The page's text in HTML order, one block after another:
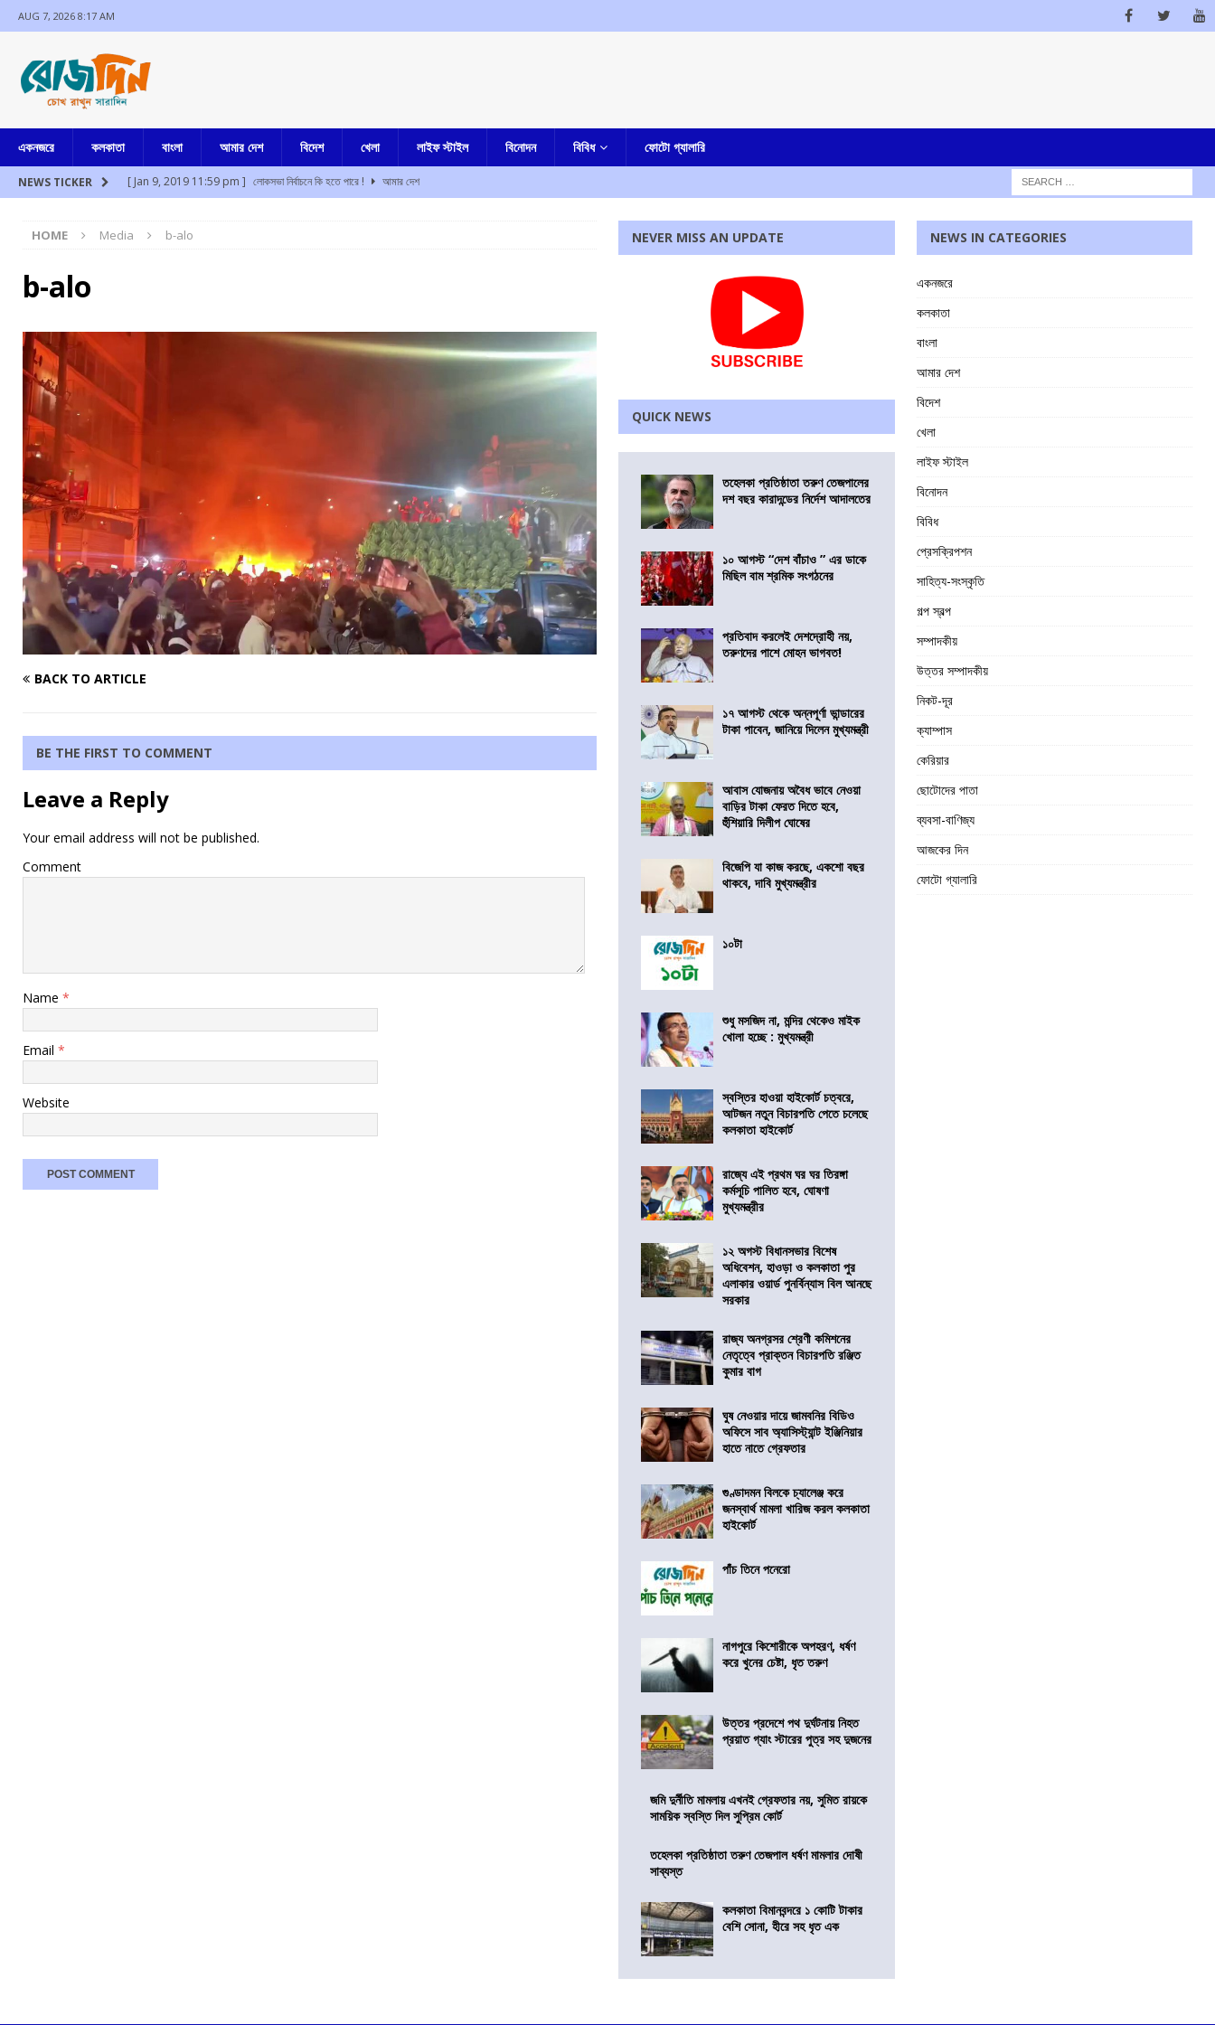
AUG 7, 2026 8:17 AM
একনজরে কলকাতা বাংলা আমার দেশ বিদেশ খেলা লাইফ স্টাইল বিনোদন বিবিধ ফোটো গ্যালারি
NEWS TICKER [ Jan 9, 2019 11:59 pm ] লোকসভা নির্বাচনে কি হতে পারে !
আমার দেশ
[ Aug 7, 2026 2:17 am ]
[ Aug 7, 2026 12:16 am ] আবাস যোজনায় অবৈধ ভাবে নেওয়া বাড়ির টাকা ফেরত দিতে হবে, হুঁশিয়ারি দিলীপ ঘোষের
আমার বাংলা
চুরির অপবাদে একই পরিবারের ৩ সদস্যকে মারধোর, উত্তেজনা ডোমজুর এলাকায়.. বাংলা
HOME Media b-alo
b-alo
BACK TO ARTICLE
BE THE FIRST TO COMMENT
Leave a Reply
Your email address will not be published.
Comment
Name *
Email *
Website
NEVER MISS AN UPDATE
QUICK NEWS
তহেলকা প্রতিষ্ঠাতা তরুণ তেজপালের
দশ বছর কারাদন্ডের নির্দেশ আদালতের
১০ আগস্ট “দেশ বাঁচাও ” এর ডাকে
মিছিল বাম শ্রমিক সংগঠনের
প্রতিবাদ করলেই দেশদ্রোহী নয়,
তরুণদের পাশে মোহন ভাগবত!
১৭ আগস্ট থেকে অন্নপূর্ণা ভান্ডারের
টাকা পাবেন, জানিয়ে দিলেন মুখ্যমন্ত্রী
আবাস যোজনায় অবৈধ ভাবে নেওয়া
বাড়ির টাকা ফেরত দিতে হবে,
হুঁশিয়ারি দিলীপ ঘোষের
বিজেপি যা কাজ করছে, একশো বছর
থাকবে, দাবি মুখ্যমন্ত্রীর
১০টা
শুধু মসজিদ না, মন্দির থেকেও মাইক
খোলা হচ্ছে : মুখ্যমন্ত্রী
স্বস্তির হাওয়া হাইকোর্ট চত্বরে,
আটজন নতুন বিচারপতি পেতে চলেছে
কলকাতা হাইকোর্ট
রাজ্যে এই প্রথম ঘর ঘর তিরঙ্গা
কর্মসূচি পালিত হবে, ঘোষণা
মুখ্যমন্ত্রীর
১২ অগস্ট বিধানসভার বিশেষ
অধিবেশন, হাওড়া ও কলকাতা পুর
এলাকার ওয়ার্ড পুনর্বিন্যাস বিল আনছে
সরকার
রাজ্য অনগ্রসর শ্রেণী কমিশনের
নেতৃত্বে প্রাক্তন বিচারপতি রঞ্জিত
কুমার বাগ
ঘুষ নেওয়ার দায়ে জামবনির বিডিও
অফিসে সাব অ্যাসিস্ট্যান্ট ইঞ্জিনিয়ার
হাতে নাতে গ্রেফতার
গুণ্ডাদমন বিলকে চ্যালেঞ্জ করে
জনস্বার্থ মামলা খারিজ করল কলকাতা
হাইকোর্ট
পাঁচ তিনে পনেরো
নাগপুরে কিশোরীকে অপহরণ, ধর্ষণ
করে খুনের চেষ্টা, ধৃত তরুণ
উত্তর প্রদেশে পথ দুর্ঘটনায় নিহত
প্রয়াত গ্যাং স্টারের পুত্র সহ দুজনের
জমি দুর্নীতি মামলায় এখনই গ্রেফতার নয়, সুমিত রায়কে
সাময়িক স্বস্তি দিল সুপ্রিম কোর্ট
তহেলকা প্রতিষ্ঠাতা তরুণ তেজপাল ধর্ষণ মামলার দোষী
সাব্যস্ত
কলকাতা বিমানবন্দরে ১ কোটি টাকার
বেশি সোনা, হীরে সহ ধৃত এক
NEWS IN CATEGORIES
একনজরে
কলকাতা
বাংলা
আমার দেশ
বিদেশ
খেলা
লাইফ স্টাইল
বিনোদন
বিবিধ
প্রেসক্রিপশন
সাহিত্য-সংস্কৃতি
গল্প স্বল্প
সম্পাদকীয়
উত্তর সম্পাদকীয়
নিকট-দূর
ক্যাম্পাস
কেরিয়ার
ছোটোদের পাতা
ব্যবসা-বাণিজ্য
আজকের দিন
ফোটো গ্যালারি